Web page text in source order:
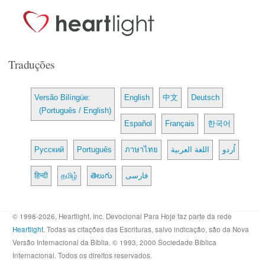
Traduções
Versão Bilíngüe:
(Português / English)
English 中文 Deutsch
Español Français 한국어
Русский Português ภาษาไทย اللغة العربية اُردو
हिन्दी தமிழ் తెలుగు فارسی
© 1998-2026, Heartlight, Inc. Devocional Para Hoje faz parte da rede
Heartlight. Todas as citações das Escrituras, salvo indicação, são da Nova
Versão Internacional da Bíblia. © 1993, 2000 Sociedade Bíblica
Internacional. Todos os direitos reservados.